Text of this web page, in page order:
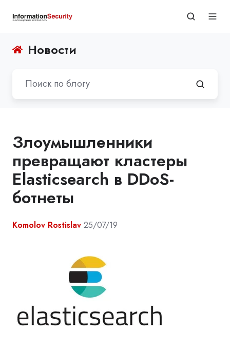
Новости
Злоумышленники
превращают кластеры
Elasticsearch в DDoS-
ботнеты
Komolov Rostislav 25/07/19